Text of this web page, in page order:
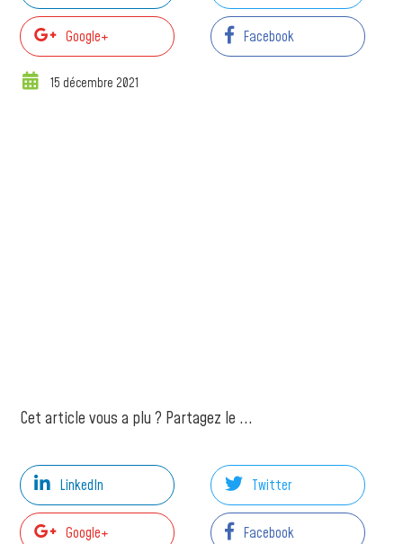
Google+ Facebook
15 décembre 2021
Cet article vous a plu ? Partagez le ...
LinkedIn Twitter
Google+ Facebook